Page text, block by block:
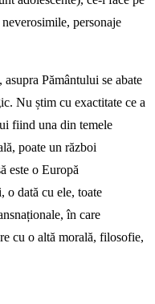
personaje
Pământului se abate
Nu știm cu exactitate ce a
fiind una din temele
poate un război
este o Europă
o dată cu ele, toate
în care
cu o altă morală, filosofie,